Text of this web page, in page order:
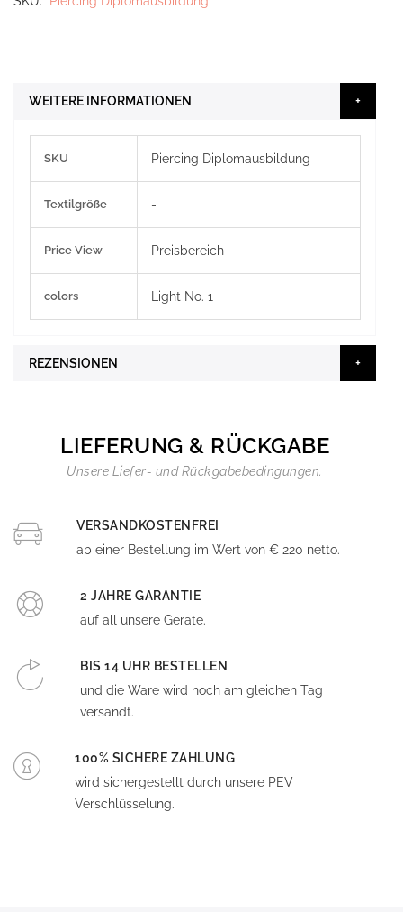
WEITERE INFORMATIONEN
Informationen
SKU Piercing Diplomausbildung
Textilgröße -
Price View Preisbereich
colors Light No. 1
REZENSIONEN
LIEFERUNG & RÜCKGABE
Unsere Liefer- und Rückgabebedingungen.
VERSANDKOSTENFREI
ab einer Bestellung im Wert von € 220 netto.
2 JAHRE GARANTIE
auf all unsere Geräte.
BIS 14 UHR BESTELLEN
und die Ware wird noch am gleichen Tag
versandt.
100% SICHERE ZAHLUNG
wird sichergestellt durch unsere PEV
Verschlüsselung.